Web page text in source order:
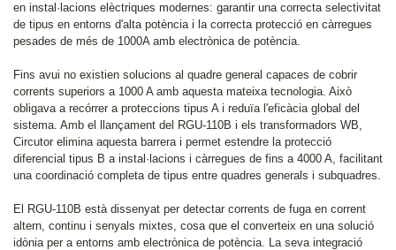
en instal·lacions elèctriques modernes: garantir una correcta selectivitat
de tipus en entorns d'alta potència i la correcta protecció en càrregues
pesades de més de 1000A amb electrònica de potència.
Fins avui no existien solucions al quadre general capaces de cobrir
corrents superiors a 1000 A amb aquesta mateixa tecnologia. Això
obligava a recórrer a proteccions tipus A i reduïa l'eficàcia global del
sistema. Amb el llançament del RGU-110B i els transformadors WB,
Circutor elimina aquesta barrera i permet estendre la protecció
diferencial tipus B a instal·lacions i càrregues de fins a 4000 A, facilitant
una coordinació completa de tipus entre quadres generals i subquadres.
El RGU-110B està dissenyat per detectar corrents de fuga en corrent
altern, continu i senyals mixtes, cosa que el converteix en una solució
idònia per a entorns amb electrònica de potència. La seva integració